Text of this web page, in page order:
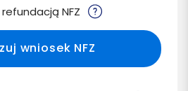
NFZ
wniosek NFZ